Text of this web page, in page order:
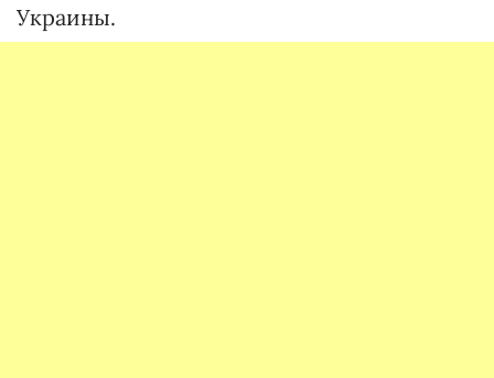
Украины.